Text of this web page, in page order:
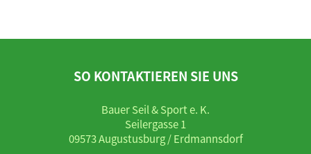
SO KONTAKTIEREN SIE UNS
Bauer Seil & Sport e. K.
Seilergasse 1
09573 Augustusburg / Erdmannsdorf